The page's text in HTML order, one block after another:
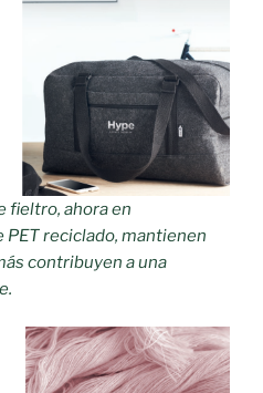
fieltro, ahora en
reciclado, mantienen
contribuyen a una